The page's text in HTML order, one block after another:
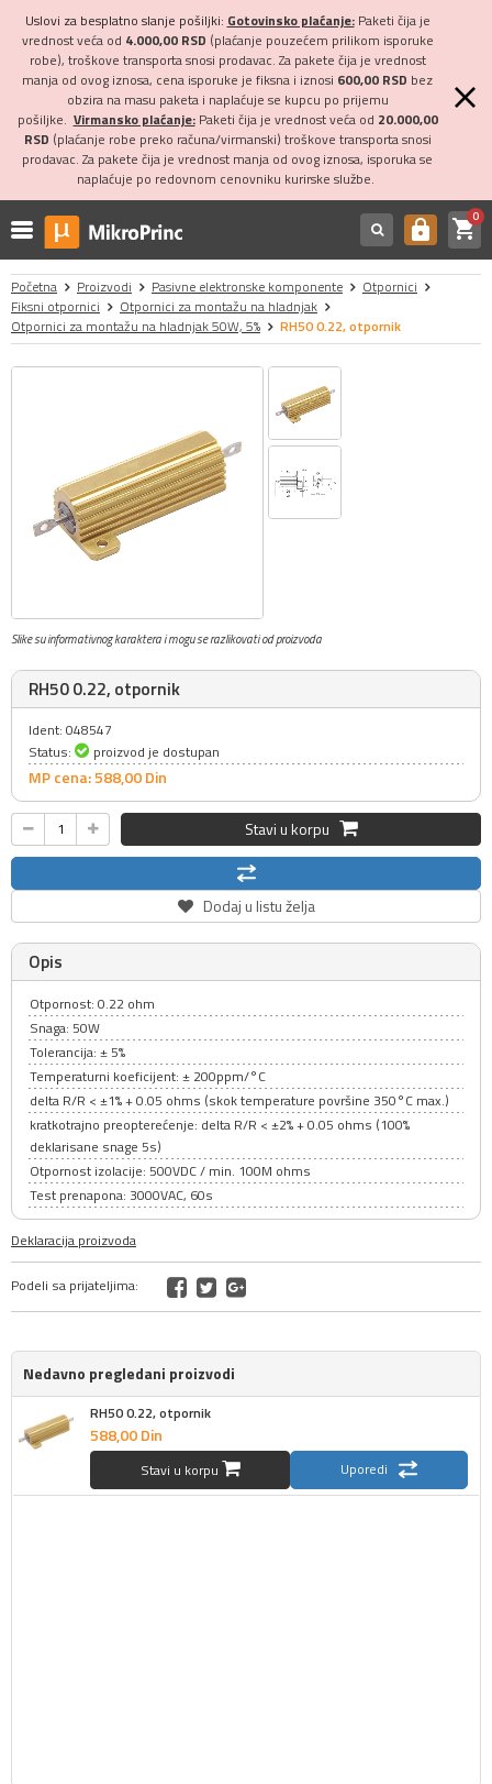
Uslovi za besplatno slanje pošiljki: Gotovinsko plaćanje:Paketi čija je
vrednost veća od 4.000,00 RSD (plaćanje pouzećem prilikom isporuke
robe), troškove transporta snosi prodavac. Za pakete čija je vrednost
manja od ovog iznosa, cena isporuke je fiksna i iznosi 600,00 RSD bez
obzira na masu paketa i naplaćuje se kupcu po prijemu
pošiljke. Virmansko plaćanje:Paketi čija je vrednost veća od 20.000,00
RSD (plaćanje robe preko računa/virmanski) troškove transporta snosi
prodavac. Za pakete čija je vrednost manja od ovog iznosa, isporuka se
naplaćuje po redovnom cenovniku kurirske službe.
https shopping_cart0
Početna Proizvodi Pasivne elektronske komponente
Otpornici
Fiksni otpornici
Otpornici za montažu na hladnjak
Otpornici za montažu na hladnjak 50W, 5%
RH50 0.22, otpornik
Slike su informativnog karaktera i mogu se razlikovati od proizvoda
RH50 0.22, otpornik
Ident: 048547
Status:
proizvod je dostupan
MP cena: 588,00Din
Stavi u korpu
Dodaj u listu želja
Opis
Otpornost: 0.22 ohm
Snaga: 50W
Tolerancija: ± 5%
Temperaturni koeficijent: ± 200ppm/°C
delta R/R < ±1% + 0.05 ohms (skok temperature površine 350°C max.)
kratkotrajno preopterećenje: delta R/R < ±2% + 0.05 ohms (100%
deklarisane snage 5s)
Otpornost izolacije: 500VDC / min. 100M ohms
Test prenapona: 3000VAC, 60s
Deklaracija proizvoda
Podeli sa prijateljima:
Nedavno pregledani proizvodi
RH50 0.22, otpornik
588,00Din
Stavi u korpu Uporedi